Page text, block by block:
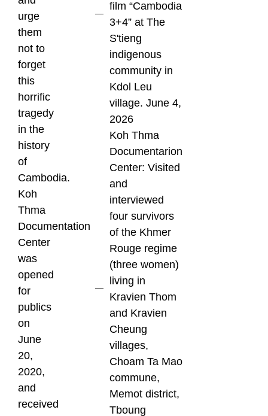
urge
them
not to
forget
this
horrific
tragedy
in the
history
of
Cambodia.
Koh
Thma
Documentation
Center
was
opened
for
publics
on
June
20,
2020,
and
received
film “Cambodia
3+4” at The
S'tieng
indigenous
community in
Kdol Leu
village. June 4,
2026
Koh Thma
Documentarion
Center: Visited
and
interviewed
four survivors
of the Khmer
Rouge regime
(three women)
living in
Kravien Thom
and Kravien
Cheung
villages,
Choam Ta Mao
commune,
Memot district,
Tboung